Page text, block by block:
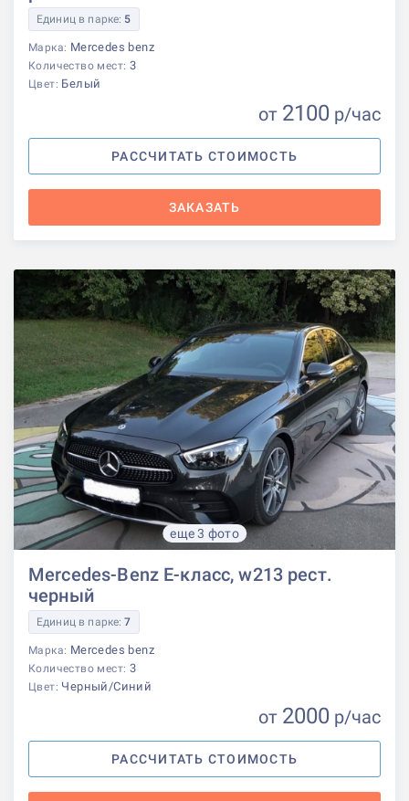
Единиц в парке: 5
Марка: Mercedes benz
Количество мест: 3
Цвет: Белый
от 2100 р/час
РАССЧИТАТЬ СТОИМОСТЬ
ЗАКАЗАТЬ
еще 3 фото
Mercedes-Benz E-класс, w213 рест.
черный
Единиц в парке:7
Марка: Mercedes benz
Количество мест: 3
Цвет: Черный/Синий
от 2000 р/час
РАССЧИТАТЬ СТОИМОСТЬ